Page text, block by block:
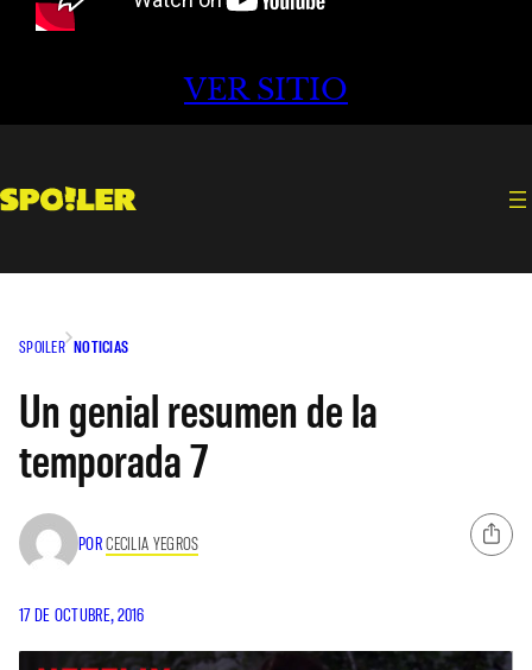
VER SITIO
SPOILER NOTICIAS
Un genial resumen de la
temporada 7
PORCECILIA YEGROS
17 DE OCTUBRE, 2016